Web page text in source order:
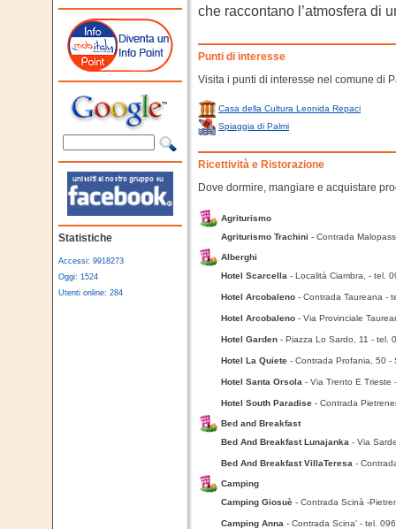
Statistiche
Accessi: 9918273
Oggi: 1524
Utenti online: 284
che raccontano l’atmosfera di
Punti di interesse
Visita i punti di interesse nel comune di
Casa della Cultura Leonida Repaci
Spiaggia di Palmi
Ricettività e Ristorazione
Dove dormire, mangiare e acquistare
Agriturismo
Agriturismo Trachini - Contrada
Alberghi
Hotel Scarcella - Località Ciambra, - tel.
Hotel Arcobaleno - Contrada Taureana -
Hotel Arcobaleno - Via Provinciale
Hotel Garden - Piazza Lo Sardo, 11 - tel.
Hotel La Quiete - Contrada Profania, 50
Hotel Santa Orsola - Via Trento E Trieste
Hotel South Paradise - Contrada
Bed and Breakfast
Bed And Breakfast Lunajanka - Via
Bed And Breakfast VillaTeresa -
Camping
Camping Giosuè - Contrada Scinà -
Camping Anna - Contrada Scina' - tel.